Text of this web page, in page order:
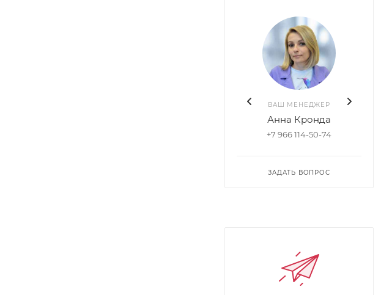
ВАШ МЕНЕДЖЕР
Анна Кронда
+7 966 114-50-74
ЗАДАТЬ ВОПРОС